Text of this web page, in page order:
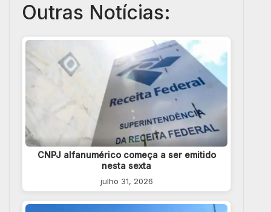
Outras Notícias:
CNPJ alfanumérico começa a ser emitido
nesta sexta
julho 31, 2026